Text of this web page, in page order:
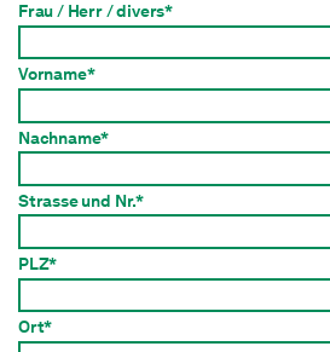
Frau / Herr / divers*
Vorname*
Nachname*
Strasse und Nr.*
PLZ*
Ort*